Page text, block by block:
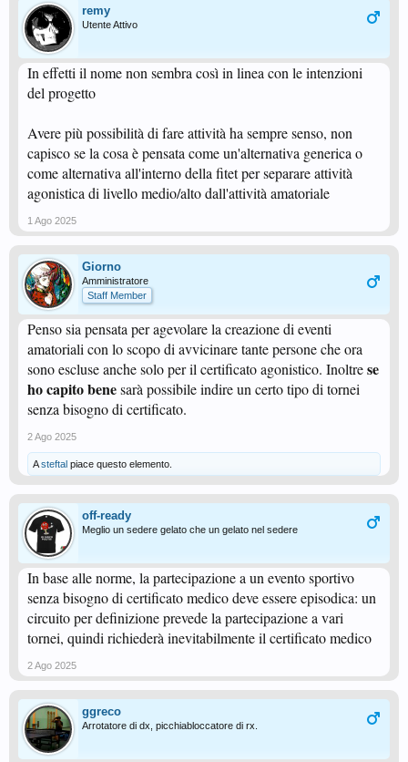
remy
Utente Attivo
In effetti il nome non sembra così in linea con le intenzioni
del progetto
Avere più possibilità di fare attività ha sempre senso, non
capisco se la cosa è pensata come un'alternativa generica o
come alternativa all'interno della fitet per separare attività
agonistica di livello medio/alto dall'attività amatoriale
1 Ago 2025
Giorno
Amministratore
Staff Member
Penso sia pensata per agevolare la creazione di eventi
amatoriali con lo scopo di avvicinare tante persone che ora
sono escluse anche solo per il certificato agonistico. Inoltrese
ho capito benesarà possibile indire un certo tipo di tornei
senza bisogno di certificato.
2 Ago 2025
Asteftal piace questo elemento.
off-ready
Meglio un sedere gelato che un gelato nel sedere
In base alle norme, la partecipazione a un evento sportivo
senza bisogno di certificato medico deve essere episodica: un
circuito per definizione prevede la partecipazione a vari
tornei, quindi richiederà inevitabilmente il certificato medico
2 Ago 2025
ggreco
Arrotatore di dx, picchiabloccatore di rx.